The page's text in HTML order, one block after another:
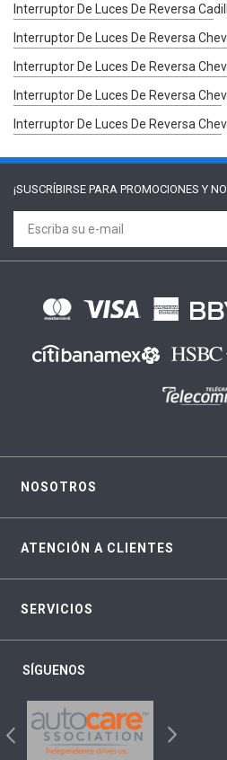
Interruptor De Luces De Reversa
Interruptor De Luces De Reversa
Interruptor De Luces De Reversa
Interruptor De Luces De Reversa
Interruptor De Luces De Reversa
¡SUSCRÍBIRSE PARA PROMOCIONES Y
NOSOTROS
ATENCIÓN A CLIENTES
SERVICIOS
SÍGUENOS